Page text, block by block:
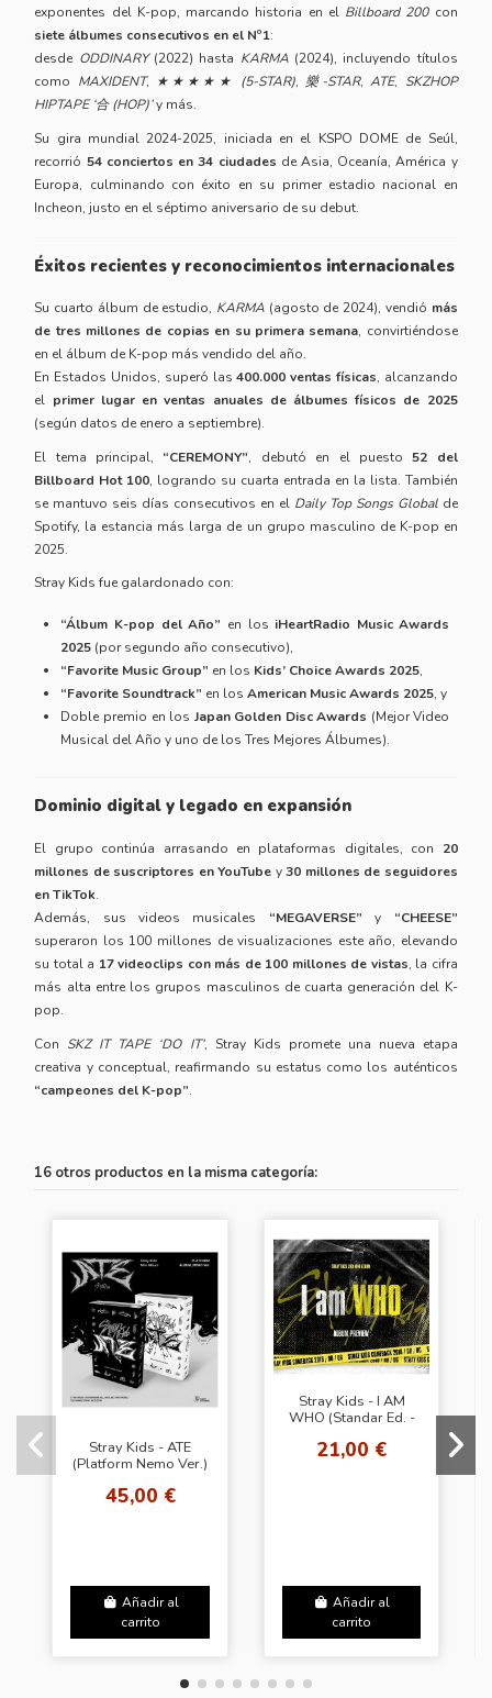
exponentes del K-pop, marcando historia en el Billboard 200con
siete álbumes consecutivos en el Nº1:
desde ODDINARY(2022) hasta KARMA(2024), incluyendo títulos
como MAXIDENT, ★★★★★ (5-STAR),樂-STAR,ATE, SKZHOP
HIPTAPE ‘合 (HOP)’y más.
Su gira mundial 2024-2025, iniciada en el KSPO DOME de Seúl,
recorrió 54 conciertos en 34 ciudades de Asia, Oceanía, América y
Europa, culminando con éxito en su primer estadio nacional en
Incheon, justo en el séptimo aniversario de su debut.
Éxitos recientes y reconocimientos internacionales
Su cuarto álbum de estudio, KARMA (agosto de 2024), vendió más
de tres millones de copias en su primera semana, convirtiéndose
en el álbum de K-pop más vendido del año.
En Estados Unidos, superó las400.000 ventas físicas, alcanzando
el primer lugar en ventas anuales de álbumes físicos de 2025
(según datos de enero a septiembre).
El tema principal, “CEREMONY”, debutó en el puesto52 del
Billboard Hot 100, logrando su cuarta entrada en la lista. También
se mantuvo seis días consecutivos en el Daily Top Songs Globalde
Spotify, la estancia más larga de un grupo masculino de K-pop en
2025.
Stray Kids fue galardonado con:
“Álbum K-pop del Año” en los iHeartRadio Music Awards
2025 (por segundo año consecutivo),
“Favorite Music Group” en los Kids’ Choice Awards 2025,
“Favorite Soundtrack” en losAmerican Music Awards 2025, y
Doble premio en los Japan Golden Disc Awards (Mejor Video
Musical del Año y uno de los Tres Mejores Álbumes).
Dominio digital y legado en expansión
El grupo continúa arrasando en plataformas digitales, con 20
millones de suscriptores en YouTube y30 millones de seguidores
en TikTok.
Además, sus videos musicales “MEGAVERSE” y “CHEESE”
superaron los 100 millones de visualizaciones este año, elevando
su total a 17 videoclips con más de 100 millones de vistas, la cifra
más alta entre los grupos masculinos de cuarta generación del K-
pop.
Con SKZ IT TAPE ‘DO IT’, Stray Kids promete una nueva etapa
creativa y conceptual, reafirmando su estatus como los auténticos
“campeones del K-pop”.
16 otros productos en la misma categoría:
Stray Kids - ATE
(Platform Nemo Ver.)
Photocard + sticker +
45,00 €
Añadir al
carrito
Stray Kids - I AM
WHO (Standar Ed. -
21,00 €
Añadir al
carrito